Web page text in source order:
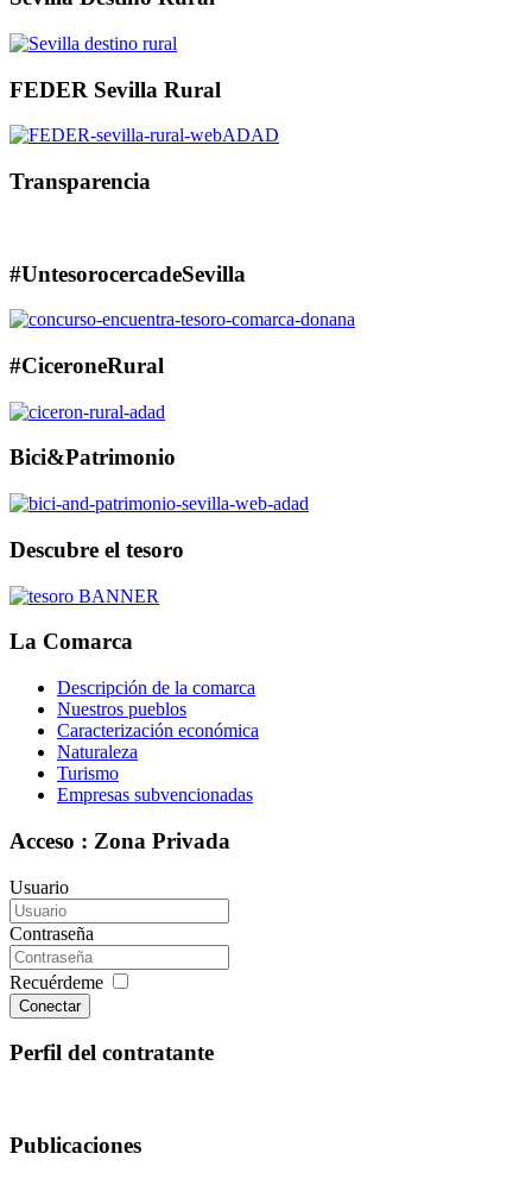
FEDER Sevilla Rural
Transparencia
#UntesorocercadeSevilla
#CiceroneRural
Bici&Patrimonio
Descubre el tesoro
La Comarca
Descripción de la comarca
Nuestros pueblos
Caracterización económica
Naturaleza
Turismo
Empresas subvencionadas
Acceso : Zona Privada
Usuario
Contraseña
Recuérdeme
Conectar
Perfil del contratante
Publicaciones